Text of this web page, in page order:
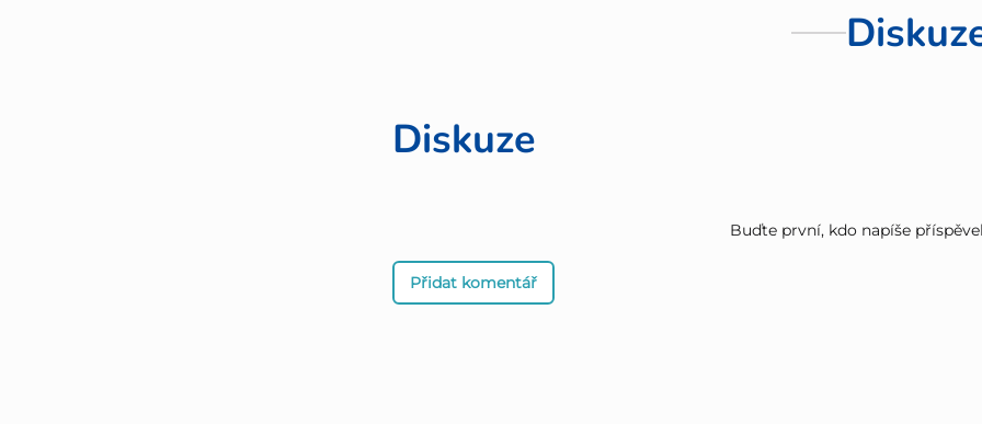
Diskuze
Buďte první, kdo napíše
Přidat komentář